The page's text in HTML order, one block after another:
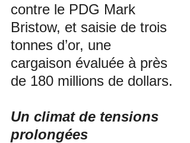
contre le PDG Mark
Bristow, et saisie de trois
tonnes d’or, une
cargaison évaluée à près
de 180 millions de dollars.
Un climat de tensions
prolongées